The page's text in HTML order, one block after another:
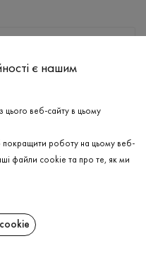
є нашим
цього веб-сайту в цьому
роботу на цьому веб-
файли cookie та про те, як ми